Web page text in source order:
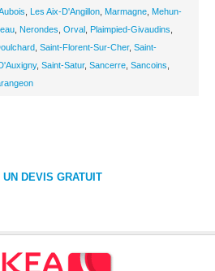
Les Aix-D'Angillon Marmagne Mehun-
Nerondes Orval Plaimpied-Givaudins
Saint-Florent-Sur-Cher, Saint-
, Saint-Satur, Sancerre Sancoins
UN DEVIS GRATUIT